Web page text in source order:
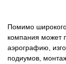
Помимо
компания может
аэрографию,
подиумов,